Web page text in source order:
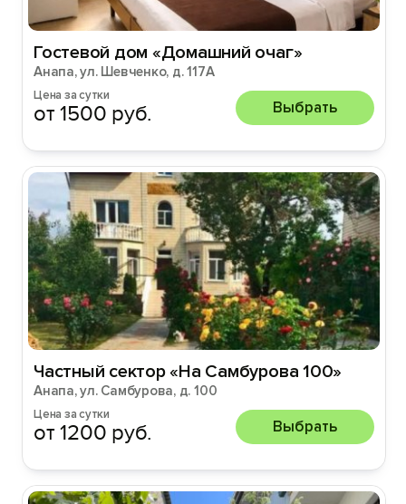
Гостевой дом «Домашний очаг»
Анапа, ул. Шевченко, д. 117А
Цена за сутки
от 1500 руб. Выбрать
Частный сектор «На Самбурова 100»
Анапа, ул. Самбурова, д. 100
Цена за сутки
от 1200 руб. Выбрать